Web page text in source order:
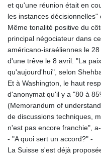
et qu'une réunion était en
les instances décisionnelles"
Même tonalité positive du
principal négociateur dans
américano-israéliennes le
d'une trêve le 8 avril. "La
qu'aujourd'hui", selon
Et à Washington, le haut
d'anonymat qu'il y a "80 à
(Memorandum of
de discussions techniques,
n'est pas encore franchie",
- "A quoi sert un accord?" -
La Suisse s'est déjà